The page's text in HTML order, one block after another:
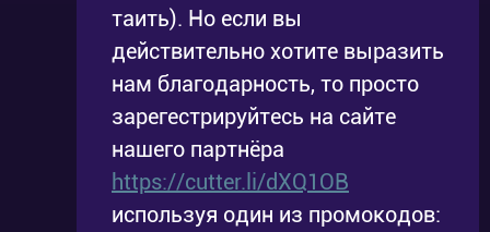
таить). Но если вы
действительно хотите выразить
нам благодарность, то просто
зарегестрируйтесь на сайте
нашего партнёра
https://cutter.li/dXQ1OB
используя один из промокодов: